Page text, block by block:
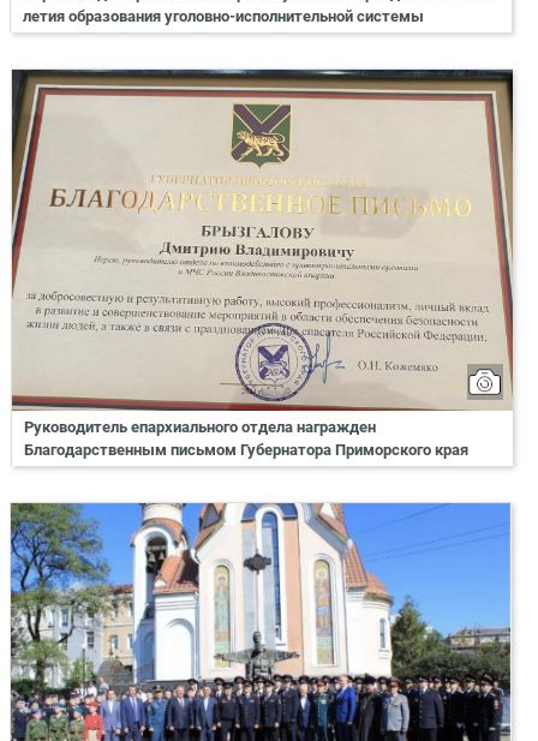
летия образования уголовно-исполнительной системы
Руководитель епархиального отдела награжден
Благодарственным письмом Губернатора Приморского края